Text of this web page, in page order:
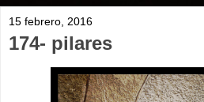
15 febrero, 2016
174- pilares